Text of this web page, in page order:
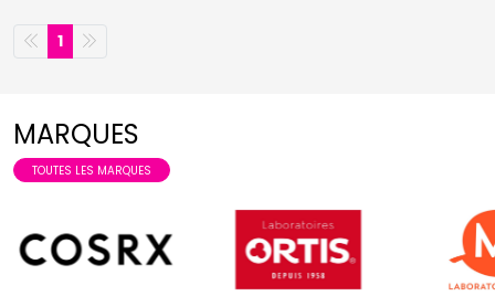
1
MARQUES
TOUTES LES MARQUES